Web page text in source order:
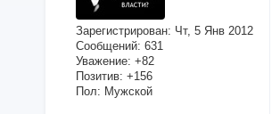
Зарегистрирован: Чт, 5 Янв 2012
Сообщений: 631
Уважение: +82
Позитив: +156
Пол: Мужской